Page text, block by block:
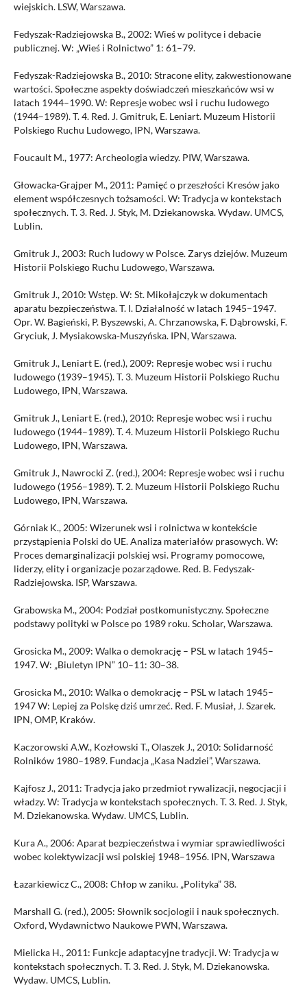
wiejskich. LSW, Warszawa.
Fedyszak-Radziejowska B., 2002: Wieś w polityce i debacie
publicznej. W: „Wieś i Rolnictwo” 1: 61–79.
Fedyszak-Radziejowska B., 2010: Stracone elity, zakwestionowane
wartości. Społeczne aspekty doświadczeń mieszkańców wsi w
latach 1944–1990. W: Represje wobec wsi i ruchu ludowego
(1944–1989). T. 4. Red. J. Gmitruk, E. Leniart. Muzeum Historii
Polskiego Ruchu Ludowego, IPN, Warszawa.
Foucault M., 1977: Archeologia wiedzy. PIW, Warszawa.
Głowacka-Grajper M., 2011: Pamięć o przeszłości Kresów jako
element współczesnych tożsamości. W: Tradycja w kontekstach
społecznych. T. 3. Red. J. Styk, M. Dziekanowska. Wydaw. UMCS,
Lublin.
Gmitruk J., 2003: Ruch ludowy w Polsce. Zarys dziejów. Muzeum
Historii Polskiego Ruchu Ludowego, Warszawa.
Gmitruk J., 2010: Wstęp. W: St. Mikołajczyk w dokumentach
aparatu bezpieczeństwa. T. I. Działalność w latach 1945–1947.
Opr. W. Bagieński, P. Byszewski, A. Chrzanowska, F. Dąbrowski, F.
Gryciuk, J. Mysiakowska-Muszyńska. IPN, Warszawa.
Gmitruk J., Leniart E. (red.), 2009: Represje wobec wsi i ruchu
ludowego (1939–1945). T. 3. Muzeum Historii Polskiego Ruchu
Ludowego, IPN, Warszawa.
Gmitruk J., Leniart E. (red.), 2010: Represje wobec wsi i ruchu
ludowego (1944–1989). T. 4. Muzeum Historii Polskiego Ruchu
Ludowego, IPN, Warszawa.
Gmitruk J., Nawrocki Z. (red.), 2004: Represje wobec wsi i ruchu
ludowego (1956–1989). T. 2. Muzeum Historii Polskiego Ruchu
Ludowego, IPN, Warszawa.
Górniak K., 2005: Wizerunek wsi i rolnictwa w kontekście
przystąpienia Polski do UE. Analiza materiałów prasowych. W:
Proces demarginalizacji polskiej wsi. Programy pomocowe,
liderzy, elity i organizacje pozarządowe. Red. B. Fedyszak-
Radziejowska. ISP, Warszawa.
Grabowska M., 2004: Podział postkomunistyczny. Społeczne
podstawy polityki w Polsce po 1989 roku. Scholar, Warszawa.
Grosicka M., 2009: Walka o demokrację – PSL w latach 1945–
1947. W: „Biuletyn IPN” 10–11: 30–38.
Grosicka M., 2010: Walka o demokrację – PSL w latach 1945–
1947 W: Lepiej za Polskę dziś umrzeć. Red. F. Musiał, J. Szarek.
IPN, OMP, Kraków.
Kaczorowski A.W., Kozłowski T., Olaszek J., 2010: Solidarność
Rolników 1980–1989. Fundacja „Kasa Nadziei”, Warszawa.
Kajfosz J., 2011: Tradycja jako przedmiot rywalizacji, negocjacji i
władzy. W: Tradycja w kontekstach społecznych. T. 3. Red. J. Styk,
M. Dziekanowska. Wydaw. UMCS, Lublin.
Kura A., 2006: Aparat bezpieczeństwa i wymiar sprawiedliwości
wobec kolektywizacji wsi polskiej 1948–1956. IPN, Warszawa
Łazarkiewicz C., 2008: Chłop w zaniku. „Polityka” 38.
Marshall G. (red.), 2005: Słownik socjologii i nauk społecznych.
Oxford, Wydawnictwo Naukowe PWN, Warszawa.
Mielicka H., 2011: Funkcje adaptacyjne tradycji. W: Tradycja w
kontekstach społecznych. T. 3. Red. J. Styk, M. Dziekanowska.
Wydaw. UMCS, Lublin.